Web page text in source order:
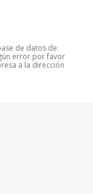
de datos de
error por favor
a la dirección